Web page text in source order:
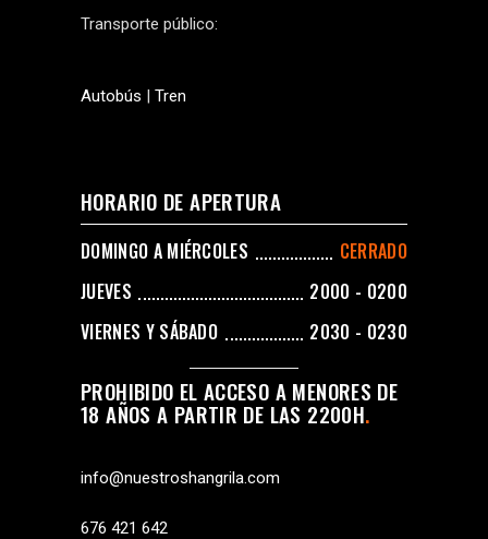
Transporte público:
Autobús | Tren
HORARIO DE APERTURA
DOMINGO A MIÉRCOLES
CERRADO
JUEVES
2000 - 0200
VIERNES Y SÁBADO
2030 - 0230
PROHIBIDO EL ACCESO A MENORES DE
18 AÑOS A PARTIR DE LAS 2200H
info@nuestroshangrila.com
676 421 642